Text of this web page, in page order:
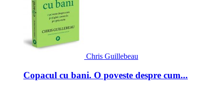
Chris Guillebeau
Copacul cu bani. O poveste despre cum...